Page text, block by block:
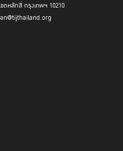
ตหลักสี่ กรุงเทพฯ 10210